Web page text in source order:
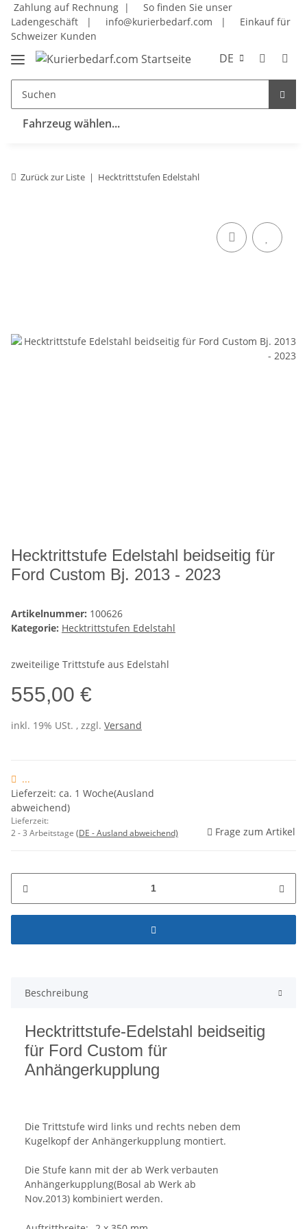
Zahlung auf Rechnung |
So finden Sie unser
Ladengeschäft
| info@kurierbedarf.com |
Einkauf für
Schweizer Kunden
DE
Fahrzeug wählen...
Zurück zur Liste Hecktrittstufen Edelstahl
Hecktrittstufe Edelstahl beidseitig für
Ford Custom Bj. 2013 - 2023
Artikelnummer: 100626
Kategorie: Hecktrittstufen Edelstahl
zweiteilige Trittstufe aus Edelstahl
555,00 €
inkl. 19% USt. , zzgl. Versand
...
Lieferzeit: ca. 1 Woche(Ausland
abweichend)
Lieferzeit:
2 - 3 Arbeitstage (DE - Ausland abweichend) Frage zum Artikel
Beschreibung
Hecktrittstufe-Edelstahl beidseitig
für Ford Custom für
Anhängerkupplung
Die Trittstufe wird links und rechts neben dem
Kugelkopf der Anhängerkupplung montiert.
Die Stufe kann mit der ab Werk verbauten
Anhängerkupplung(Bosal ab Werk ab
Nov.2013) kombiniert werden.